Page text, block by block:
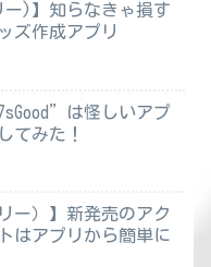
ー)】知らなきゃ損す
ズ作成アプリ
は怪しいアプ
てみた！
リー）】新発売のアク
はアプリから簡単に